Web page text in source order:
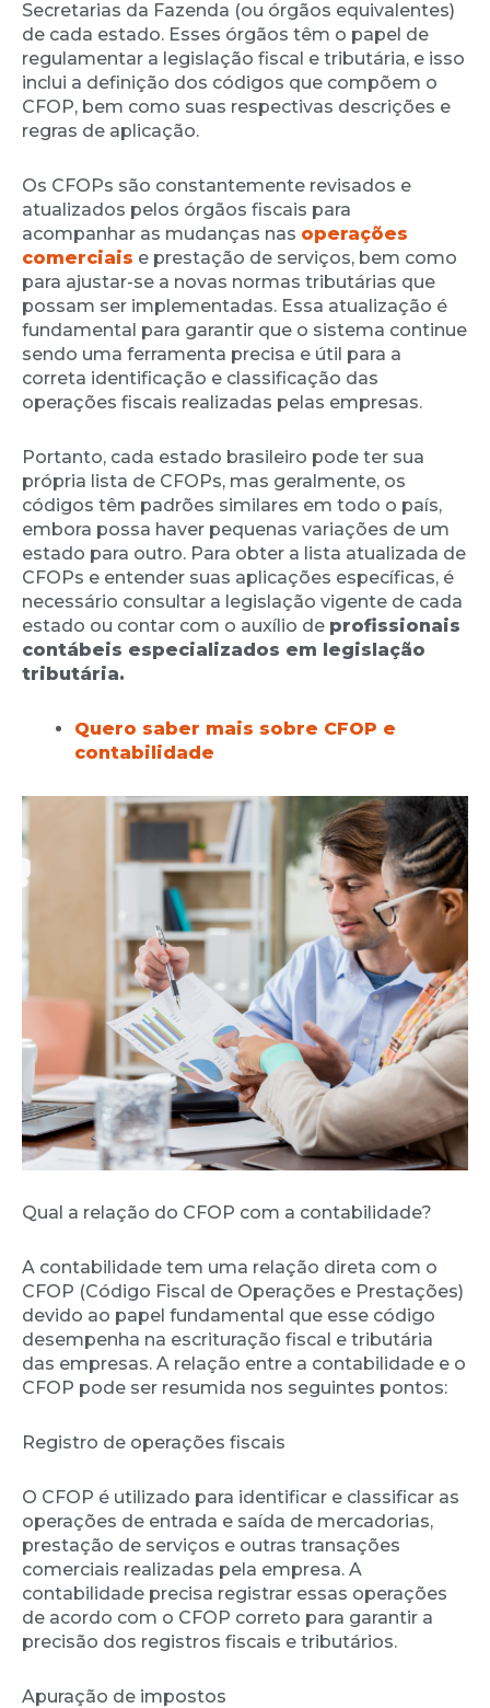
Secretarias da Fazenda (ou órgãos equivalentes)
de cada estado. Esses órgãos têm o papel de
regulamentar a legislação fiscal e tributária, e isso
inclui a definição dos códigos que compõem o
CFOP, bem como suas respectivas descrições e
regras de aplicação.
Os CFOPs são constantemente revisados e
atualizados pelos órgãos fiscais para
acompanhar as mudanças nas operações
comerciais e prestação de serviços, bem como
para ajustar-se a novas normas tributárias que
possam ser implementadas. Essa atualização é
fundamental para garantir que o sistema continue
sendo uma ferramenta precisa e útil para a
correta identificação e classificação das
operações fiscais realizadas pelas empresas.
Portanto, cada estado brasileiro pode ter sua
própria lista de CFOPs, mas geralmente, os
códigos têm padrões similares em todo o país,
embora possa haver pequenas variações de um
estado para outro. Para obter a lista atualizada de
CFOPs e entender suas aplicações específicas, é
necessário consultar a legislação vigente de cada
estado ou contar com o auxílio de profissionais
contábeis especializados em legislação
tributária.
Quero saber mais sobre CFOP e
contabilidade
Qual a relação do CFOP com a contabilidade?
A contabilidade tem uma relação direta com o
CFOP (Código Fiscal de Operações e Prestações)
devido ao papel fundamental que esse código
desempenha na escrituração fiscal e tributária
das empresas. A relação entre a contabilidade e o
CFOP pode ser resumida nos seguintes pontos:
Registro de operações fiscais
O CFOP é utilizado para identificar e classificar as
operações de entrada e saída de mercadorias,
prestação de serviços e outras transações
comerciais realizadas pela empresa. A
contabilidade precisa registrar essas operações
de acordo com o CFOP correto para garantir a
precisão dos registros fiscais e tributários.
Apuração de impostos